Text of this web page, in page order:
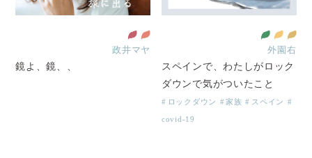
政井マヤ
鏡よ、鏡、、
外園右
スペインで、わたしがロック
ダウンで気がついたこと
ロックダウン 家族 スペイン
covid-19